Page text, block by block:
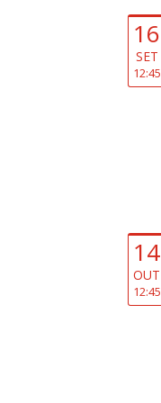
16
SET
12:45
14
OUT
12:45